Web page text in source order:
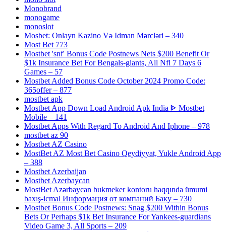
Monobrand
monogame
monoslot
Mosbet: Onlayn Kazino Və Idman Mərcləri – 340
Most Bet 773
Mostbet 'snf' Bonus Code Postnews Nets $200 Benefit Or
$1k Insurance Bet For Bengals-giants, All Nfl 7 Days 6
Games – 57
Mostbet Added Bonus Code October 2024 Promo Code:
365offer – 877
mostbet apk
Mostbet App Down Load Android Apk India ᐈ Mostbet
Mobile – 141
Mostbet Apps With Regard To Android And Iphone – 978
mostbet az 90
Mostbet AZ Casino
MostBet AZ Most Bet Casino Qeydiyyat, Yukle Android App
– 388
Mostbet Azerbaijan
Mostbet Azerbaycan
MostBet Azərbaycan bukmeker kontoru haqqında ümumi
baxış-icmal Информация от компаний Баку – 730
Mostbet Bonus Code Postnews: Snag $200 Within Bonus
Bets Or Perhaps $1k Bet Insurance For Yankees-guardians
Video Game 3, All Sports – 209